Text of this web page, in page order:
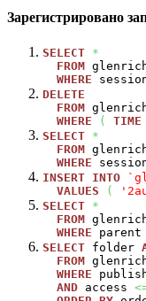
Зарегистрировано
SELECT *
FROM
WHERE
DELETE
FROM
WHERE
( TIME
SELECT *
FROM
WHERE
INSERT INTO
VALUES
(
SELECT *
FROM
WHERE parent
SELECT folder
FROM
WHERE
AND access